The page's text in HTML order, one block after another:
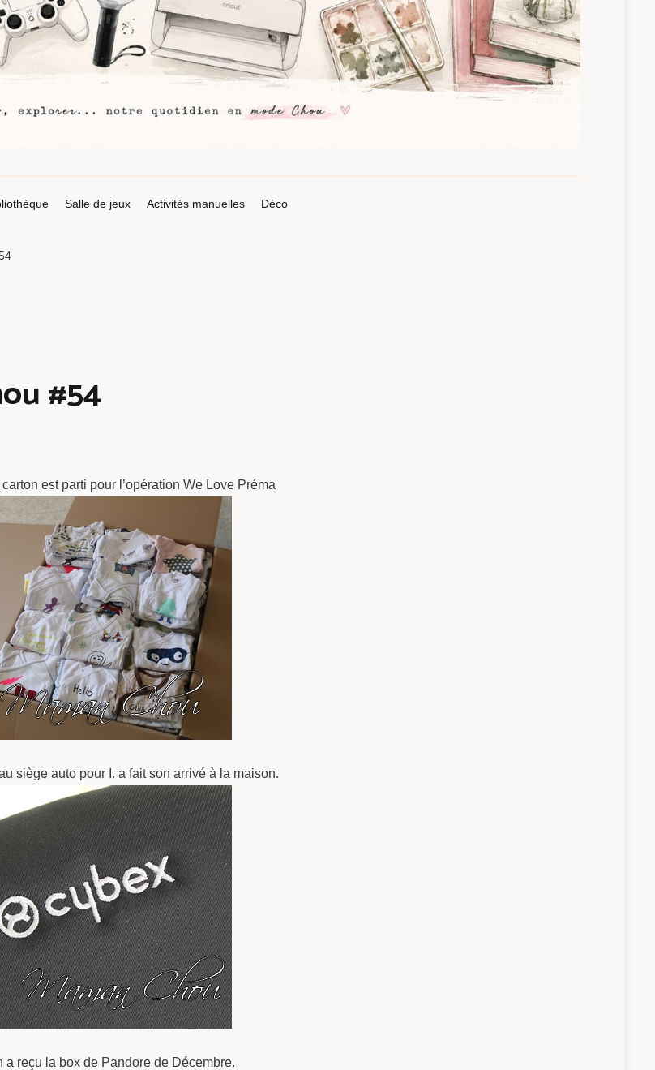
Salle de jeux Activités manuelles Déco
#54
est parti pour l’opération We Love Préma
siège auto pour I. a fait son arrivé à la maison.
a reçu la box de Pandore de Décembre.